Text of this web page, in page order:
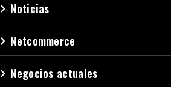
navigate_next Noticias
navigate_next Netcommerce
navigate_next Negocios actuales